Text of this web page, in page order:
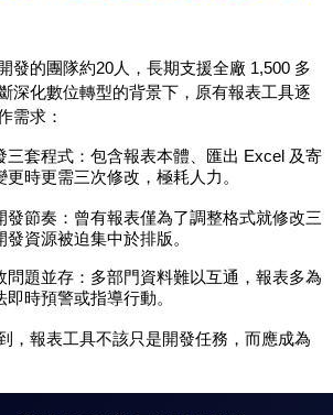
發的團隊約20人，長期支援全廠 1,500 多
深化數位轉型的背景下，原有報表工具逐
需求：
三套程式：包含報表本體、匯出 Excel 及寄
時更需三次修改，極耗人力。
發節奏：曾有報表僅為了調整格式就修改三
資源被迫集中於排版。
問題並存：多部門資料難以互通，報表多為
時預警或指導行動。
，報表工具不該只是開發任務，而應成為